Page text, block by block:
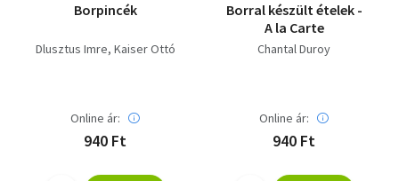
Borpincék
Dlusztus Imre Kaiser Ottó
Online ár:
940 Ft
Borral készült ételek -
A la Carte
Chantal Duroy
Online ár:
940 Ft